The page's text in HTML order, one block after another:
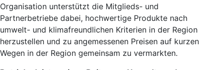
Organisation unterstützt die Mitglieds- und
Partnerbetriebe dabei, hochwertige Produkte nach
umwelt- und klimafreundlichen Kriterien in der Region
herzustellen und zu angemessenen Preisen auf kurzen
Wegen in der Region gemeinsam zu vermarkten.